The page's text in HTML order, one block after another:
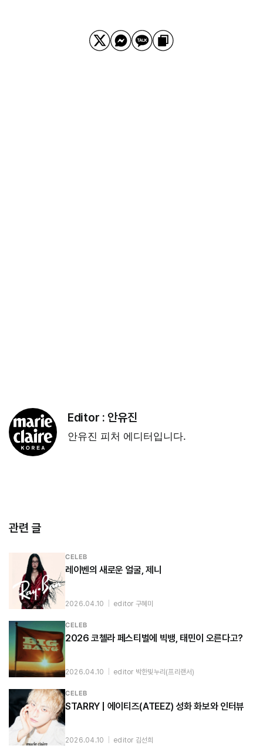
Editor : 안유진
안유진 피처 에디터입니다.
관련 글
CELEB
레이벤의 새로운 얼굴, 제니
2026.04.10 editor 구혜미
CELEB
2026 코첼라 페스티벌에 빅뱅, 태민이 오른다고?
2026.04.10 editor 박한빛누리(프리랜서)
CELEB
STARRY | 에이티즈(ATEEZ) 성화 화보와 인터뷰
2026.04.10 editor 김선희